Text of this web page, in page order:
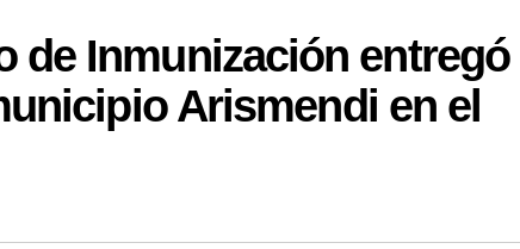
de Inmunización entregó
Arismendi en el